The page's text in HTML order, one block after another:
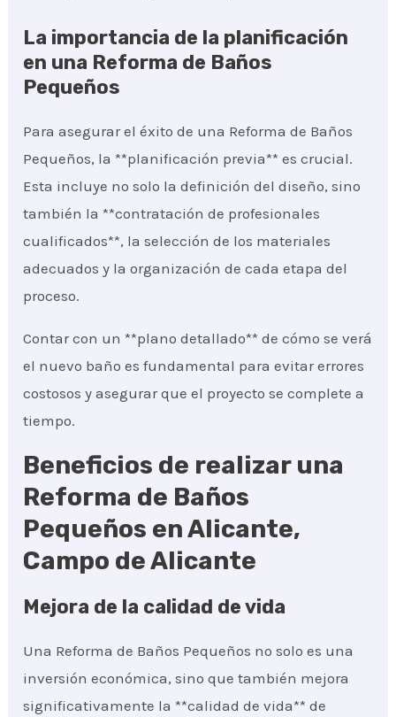
La importancia de la planificación
en una Reforma de Baños
Pequeños
Para asegurar el éxito de una Reforma de Baños
Pequeños, la **planificación previa** es crucial.
Esta incluye no solo la definición del diseño, sino
también la **contratación de profesionales
cualificados**, la selección de los materiales
adecuados y la organización de cada etapa del
proceso.
Contar con un **plano detallado** de cómo se verá
el nuevo baño es fundamental para evitar errores
costosos y asegurar que el proyecto se complete a
tiempo.
Beneficios de realizar una
Reforma de Baños
Pequeños en Alicante,
Campo de Alicante
Mejora de la calidad de vida
Una Reforma de Baños Pequeños no solo es una
inversión económica, sino que también mejora
significativamente la **calidad de vida** de